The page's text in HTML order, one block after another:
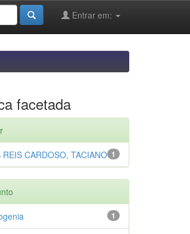
Entrar em:
facetada
1
REIS CARDOSO, TACIANO
1